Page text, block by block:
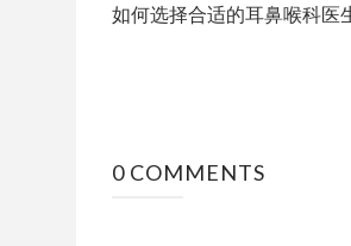
如何选择合适的耳鼻喉科医
0 COMMENTS